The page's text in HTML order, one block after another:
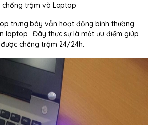
trộm và Laptop
trưng bày vẫn hoạt động bình thường
laptop . Đây thực sự là một ưu điểm giúp
chống trộm 24/24h.